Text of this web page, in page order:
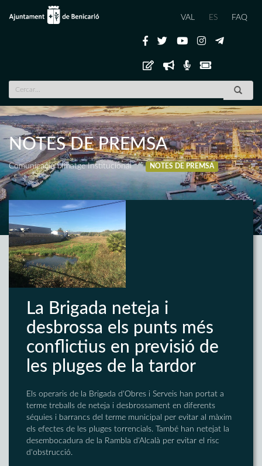
VAL ES FAQ
NOTES DE PREMSA
Comunicació i Imatge Institucional NOTES DE PREMSA
La Brigada neteja i
desbrossa els punts més
conflictius en previsió de
les pluges de la tardor
Els operaris de la Brigada d'Obres i Serveis han portat a
terme treballs de neteja i desbrossament en diferents
séquies i barrancs del terme municipal per evitar al màxim
els efectes de les pluges torrencials. També han netejat la
desembocadura de la Rambla d'Alcalà per evitar el risc
d'obstrucció.